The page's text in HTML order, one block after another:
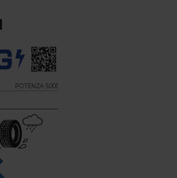
POTENZA S001